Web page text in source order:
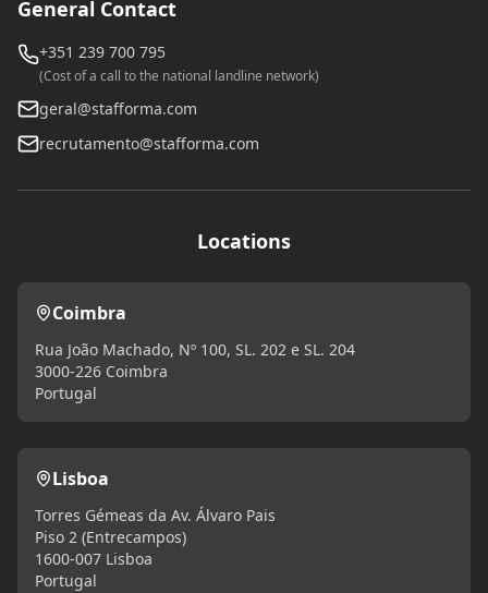
General Contact
+351 239 700 795
(Cost of a call to the national landline network)
geral@stafforma.com
recrutamento@stafforma.com
Locations
Coimbra
Rua João Machado, Nº 100, SL. 202 e SL. 204
3000-226 Coimbra
Portugal
Lisboa
Torres Gémeas da Av. Álvaro Pais
Piso 2 (Entrecampos)
1600-007 Lisboa
Portugal